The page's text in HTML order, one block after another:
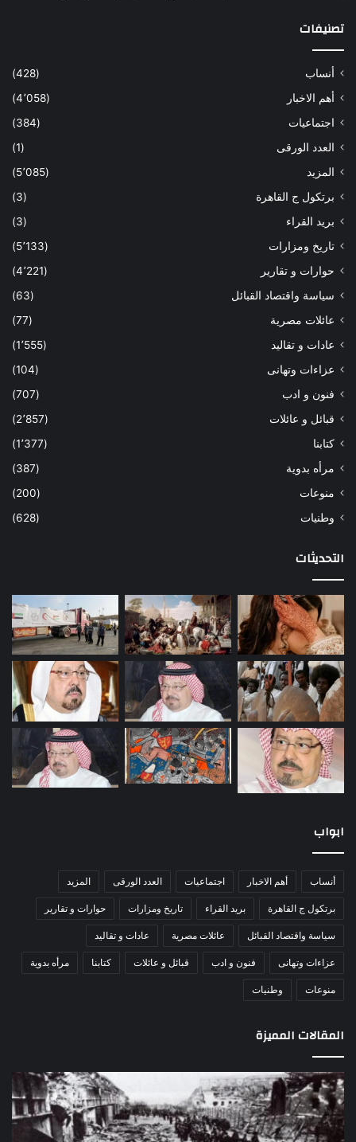
تصنيفات
أنساب
(428)
أهم الاخبار
(4٬058)
اجتماعيات
(384)
العدد الورقى
(1)
المزيد
(5٬085)
برتكول ج القاهرة
(3)
بريد القراء
(3)
تاريخ ومزارات
(5٬133)
حوارات و تقارير
(4٬221)
سياسة واقتصاد القبائل
(63)
عائلات مصرية
(77)
عادات و تقاليد
(1٬555)
عزاءات وتهانى
(104)
فنون و ادب
(707)
قبائل و عائلات
(2٬857)
كتابنا
(1٬377)
مرأه بدوية
(387)
منوعات
(200)
وطنيات
(628)
التحديثات
ابواب
أنساب أهم الاخبار اجتماعيات العدد الورقى المزيد
برتكول ج القاهرة بريد القراء تاريخ ومزارات حوارات و تقارير
سياسة واقتصاد القبائل عائلات مصرية عادات و تقاليد
عزاءات وتهانى فنون و ادب قبائل و عائلات كتابنا مرأه بدوية
منوعات وطنيات
المقالات المميزة
اللواء
دكتور
راضي
عبدالمعطي